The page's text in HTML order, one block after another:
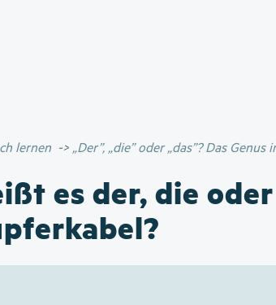
lernen „Der”, „die” oder „das”? Das Genus
es der, die